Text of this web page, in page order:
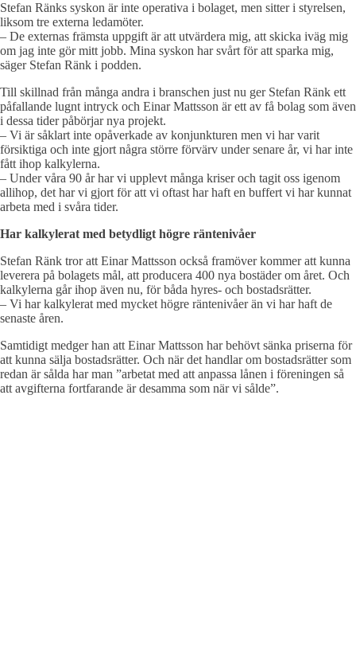
Stefan Ränks syskon är inte operativa i bolaget, men sitter i styrelsen,
liksom tre externa ledamöter.
– De externas främsta uppgift är att utvärdera mig, att skicka iväg mig
om jag inte gör mitt jobb. Mina syskon har svårt för att sparka mig,
säger Stefan Ränk i podden.
Till skillnad från många andra i branschen just nu ger Stefan Ränk ett
påfallande lugnt intryck och Einar Mattsson är ett av få bolag som även
i dessa tider påbörjar nya projekt.
– Vi är såklart inte opåverkade av konjunkturen men vi har varit
försiktiga och inte gjort några större förvärv under senare år, vi har inte
fått ihop kalkylerna.
– Under våra 90 år har vi upplevt många kriser och tagit oss igenom
allihop, det har vi gjort för att vi oftast har haft en buffert vi har kunnat
arbeta med i svåra tider.
Har kalkylerat med betydligt högre räntenivåer
Stefan Ränk tror att Einar Mattsson också framöver kommer att kunna
leverera på bolagets mål, att producera 400 nya bostäder om året. Och
kalkylerna går ihop även nu, för båda hyres- och bostadsrätter.
– Vi har kalkylerat med mycket högre räntenivåer än vi har haft de
senaste åren.
Samtidigt medger han att Einar Mattsson har behövt sänka priserna för
att kunna sälja bostadsrätter. Och när det handlar om bostadsrätter som
redan är sålda har man ”arbetat med att anpassa lånen i föreningen så
att avgifterna fortfarande är desamma som när vi sålde”.